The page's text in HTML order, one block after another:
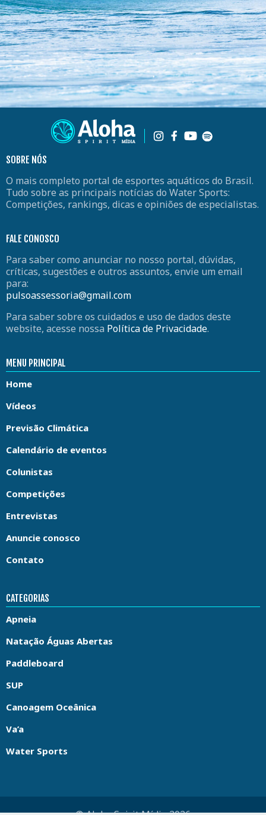
SOBRE NÓS
O mais completo portal de esportes aquáticos do Brasil.
Tudo sobre as principais notícias do Water Sports:
Competições, rankings, dicas e opiniões de especialistas.
FALE CONOSCO
Para saber como anunciar no nosso portal, dúvidas,
críticas, sugestões e outros assuntos, envie um email
para:
pulsoassessoria@gmail.com
Para saber sobre os cuidados e uso de dados deste
website, acesse nossa Política de Privacidade.
MENU PRINCIPAL
Home
Vídeos
Previsão Climática
Calendário de eventos
Colunistas
Competições
Entrevistas
Anuncie conosco
Contato
CATEGORIAS
Apneia
Natação Águas Abertas
Paddleboard
SUP
Canoagem Oceânica
Va’a
Water Sports